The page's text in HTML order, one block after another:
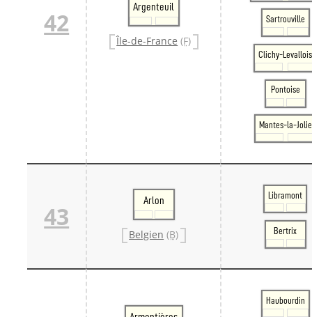
42
Argenteuil
Île-de-France (F)
Sartrouville
Clichy-Levallois
Pontoise
Mantes-la-Jolie
43
Arlon
Belgien (B)
Libramont
Bertrix
Haubourdin